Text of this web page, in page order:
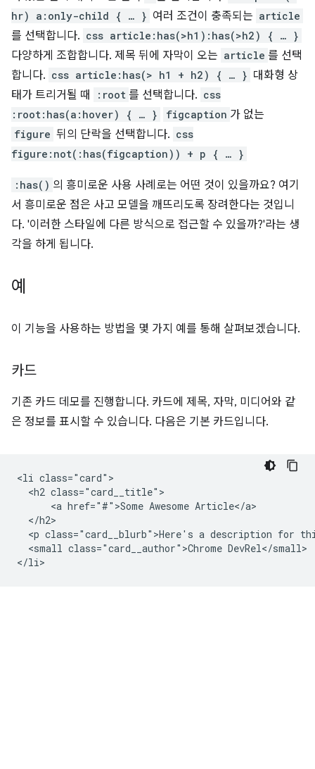
hr) a:only-child { … } 여러 조건이 충족되는 article
를 선택합니다. css article:has(>h1):has(>h2) { … }
다양하게 조합합니다. 제목 뒤에 자막이 오는 article 를 선택
합니다. css article:has(> h1 + h2) { … } 대화형 상
태가 트리거될 때
:root 를 선택합니다. css
:root:has(a:hover) { … }
figcaption 가 없는
figure 뒤의 단락을 선택합니다. css
figure:not(:has(figcaption)) + p { … }
:has() 의 흥미로운 사용 사례로는 어떤 것이 있을까요? 여기
서 흥미로운 점은 사고 모델을 깨뜨리도록 장려한다는 것입니
다. '이러한 스타일에 다른 방식으로 접근할 수 있을까?'라는 생
각을 하게 됩니다.
예
이 기능을 사용하는 방법을 몇 가지 예를 통해 살펴보겠습니다.
카드
기존 카드 데모를 진행합니다. 카드에 제목, 자막, 미디어와 같
은 정보를 표시할 수 있습니다. 다음은 기본 카드입니다.
<li class="card">
  <h2 class="card__title">
      <a href="#">Some Awesome Article</a>
  </h2>
<p class="card__blurb">Here's a description for
  <small class="card__author">Chrome DevRel</small>